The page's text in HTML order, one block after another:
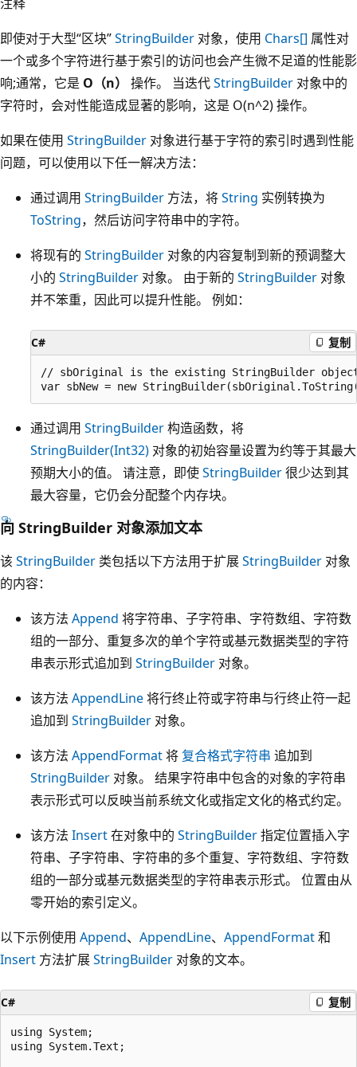
即使对于大型“区块”StringBuilder 对象，使用 Chars[] 属性对
一个或多个字符进行基于索引的访问也会产生微不足道的性能影
响;通常，它是 O（n） 操作。 当迭代StringBuilder 对象中的
字符时，会对性能造成显著的影响，这是 O(n^2) 操作。
如果在使用 StringBuilder 对象进行基于字符的索引时遇到性能
问题，可以使用以下任一解决方法：
通过调用 StringBuilder 方法，将String 实例转换为
ToString，然后访问字符串中的字符。
将现有的 StringBuilder 对象的内容复制到新的预调整大
小的 StringBuilder 对象。 由于新的 StringBuilder 对象
并不笨重，因此可以提升性能。 例如：
C# 复制
// sbOriginal is the existing StringBuilder
通过调用 StringBuilder构造函数，将
StringBuilder(Int32) 对象的初始容量设置为约等于其最大
预期大小的值。 请注意，即使StringBuilder很少达到其
最大容量，它仍会分配整个内存块。
向 StringBuilder 对象添加文本
该 StringBuilder 类包括以下方法用于扩展StringBuilder 对象
的内容：
该方法 Append 将字符串、子字符串、字符数组、字符数
组的一部分、重复多次的单个字符或基元数据类型的字符
串表示形式追加到 StringBuilder 对象。
该方法 AppendLine将行终止符或字符串与行终止符一起
追加到 StringBuilder 对象。
该方法 AppendFormat将 复合格式字符串 追加到
StringBuilder 对象。 结果字符串中包含的对象的字符串
表示形式可以反映当前系统文化或指定文化的格式约定。
该方法 Insert在对象中的 StringBuilder指定位置插入字
符串、子字符串、字符串的多个重复、字符数组、字符数
组的一部分或基元数据类型的字符串表示形式。 位置由从
零开始的索引定义。
以下示例使用 Append、 AppendLine、 AppendFormat和
Insert 方法扩展StringBuilder 对象的文本。
C# 复制
using System;
using System.Text;